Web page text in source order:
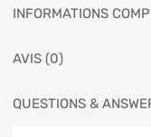
INFORMATIONS
AVIS (0)
QUESTIONS &